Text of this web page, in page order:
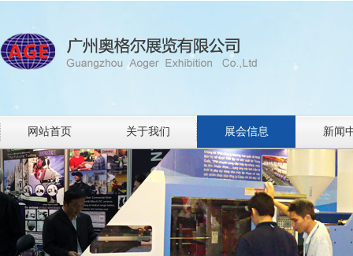
网站首页 关于我们 展会信息 新闻